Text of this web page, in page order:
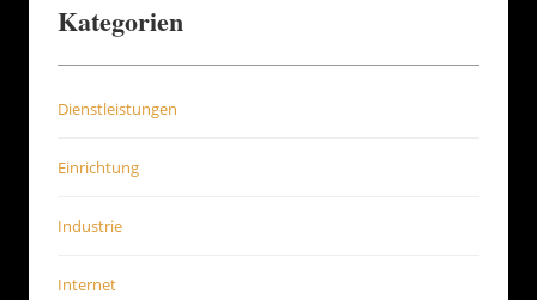
Kategorien
Dienstleistungen
Einrichtung
Industrie
Internet